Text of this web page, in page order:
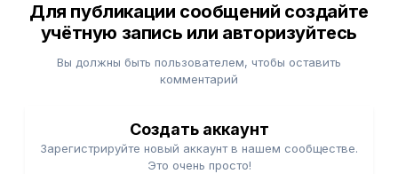
Для публикации сообщений создайте
учётную запись или авторизуйтесь
Вы должны быть пользователем, чтобы оставить
комментарий
Создать аккаунт
Зарегистрируйте новый аккаунт в нашем сообществе.
Это очень просто!